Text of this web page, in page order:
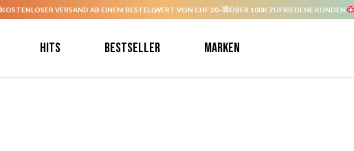
KOSTENLOSER VERSAND AB EINEM BESTELLWERT VON CHF 20.- ÜBER 100K ZUFRIEDENE KUNDEN.
Hits Bestseller Marken